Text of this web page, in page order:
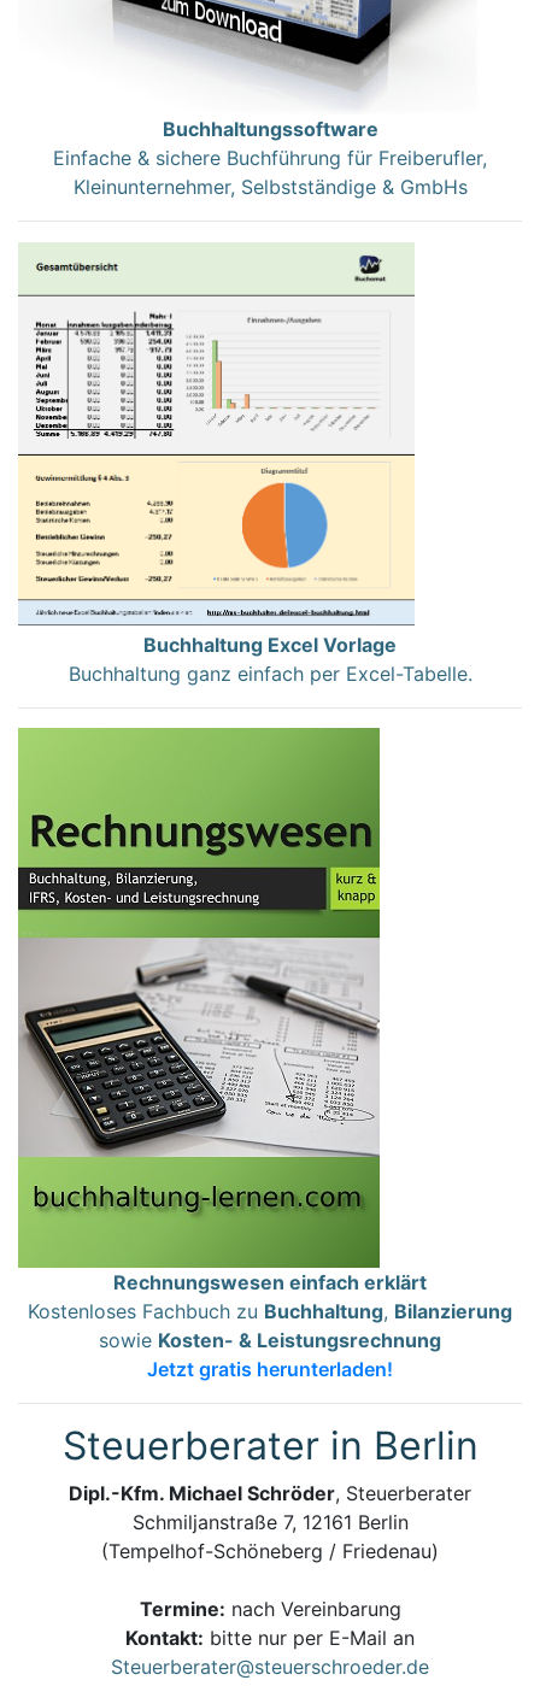
Buchhaltungssoftware
Einfache & sichere Buchführung für Freiberufler,
Kleinunternehmer, Selbstständige & GmbHs
Buchhaltung Excel Vorlage
Buchhaltung ganz einfach per Excel-Tabelle.
Rechnungswesen einfach erklärt
Kostenloses Fachbuch zu Buchhaltung, Bilanzierung
sowie Kosten- & Leistungsrechnung
Jetzt gratis herunterladen!
Steuerberater in Berlin
Dipl.-Kfm. Michael Schröder, Steuerberater
Schmiljanstraße 7, 12161 Berlin
(Tempelhof-Schöneberg / Friedenau)
Termine: nach Vereinbarung
Kontakt: bitte nur per E-Mail an
Steuerberater@steuerschroeder.de